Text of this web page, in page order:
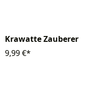
Krawatte Zauberer
9,99 €*